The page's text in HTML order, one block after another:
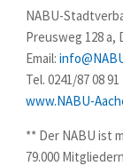
NABU-
Preusweg 128 a,
Email:
Tel. 0241/87 08 91
www.NABU-
** Der NABU ist
79.000